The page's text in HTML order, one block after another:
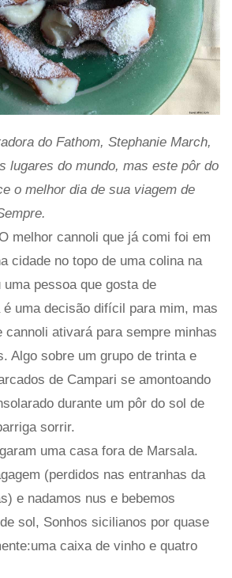
do Fathom, Stephanie March,
lugares do mundo, mas este pôr do
o melhor dia de sua viagem de
melhor cannoli que já comi foi em
cidade no topo de uma colina na
pessoa que gosta de
uma decisão difícil para mim, mas
cannoli ativará para sempre minhas
Algo sobre um grupo de trinta e
de Campari se amontoando
durante um pôr do sol de
sorrir.
uma casa fora de Marsala.
(perdidos nas entranhas da
e nadamos nus e bebemos
sol, Sonhos sicilianos por quase
caixa de vinho e quatro